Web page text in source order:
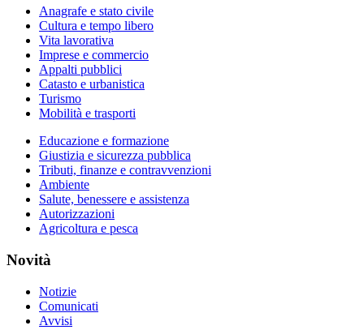
Anagrafe e stato civile
Cultura e tempo libero
Vita lavorativa
Imprese e commercio
Appalti pubblici
Catasto e urbanistica
Turismo
Mobilità e trasporti
Educazione e formazione
Giustizia e sicurezza pubblica
Tributi, finanze e contravvenzioni
Ambiente
Salute, benessere e assistenza
Autorizzazioni
Agricoltura e pesca
Novità
Notizie
Comunicati
Avvisi